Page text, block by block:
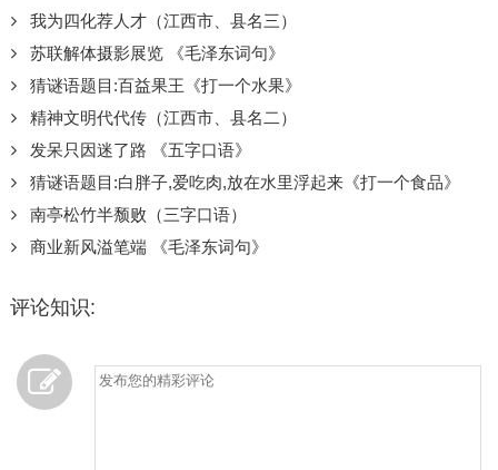
我为四化荐人才（江西市、县名三）
苏联解体摄影展览 《毛泽东词句》
猜谜语题目:百益果王《打一个水果》
精神文明代代传（江西市、县名二）
发呆只因迷了路 《五字口语》
猜谜语题目:白胖子,爱吃肉,放在水里浮起来《打一个食品》
南亭松竹半颓败（三字口语）
商业新风溢笔端 《毛泽东词句》
评论知识: